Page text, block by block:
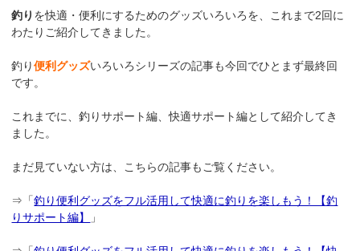
釣り を快適・便利にするためのグッズいろいろを、これまで2回に
わたりご紹介してきました。
釣り便利グッズいろいろシリーズの記事も今回でひとまず最終回
です。
これまでに、釣りサポート編、快適サポート編として紹介してき
ました。
まだ見ていない方は、こちらの記事もご覧ください。
⇒「釣り便利グッズをフル活用して快適に釣りを楽しもう！【釣
りサポート編】
」